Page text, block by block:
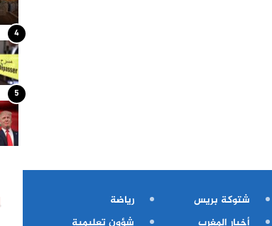
4
5
شتوكة بريس
أخبار المغرب
رياضة
شؤون تعليمية